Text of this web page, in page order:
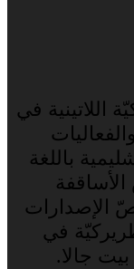
اللاتينية في
باللغة
الإصدارات
في
جالا.